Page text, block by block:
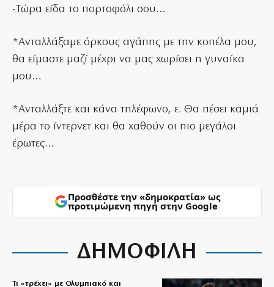
-Τώρα είδα το πορτοφόλι σου…
*Ανταλλάξαμε όρκους αγάπης με την κοπέλα μου,
θα είμαστε μαζί μέχρι να μας χωρίσει η γυναίκα
μου…
*Ανταλλάξτε και κάνα τηλέφωνο, ε. Θα πέσει καμιά
μέρα το ίντερνετ και θα χαθούν οι πιο μεγάλοι
έρωτες…
Προσθέστε την «δημοκρατία» ως
προτιμώμενη πηγή στην Google
ΔΗΜΟΦΙΛΗ
Τι «τρέχει» με Ολυμπιακό και